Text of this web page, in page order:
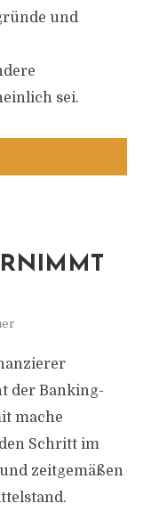
und
sei.
der Banking-
mache
Schritt im
zeitgemäßen